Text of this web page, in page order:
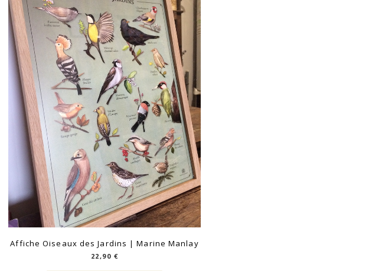
Affiche Oiseaux des Jardins | Marine Manlay
22,90 €